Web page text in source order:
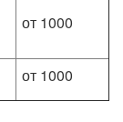
от 1000
от 1000